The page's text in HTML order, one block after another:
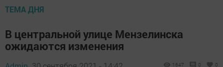
ТЕМА ДНЯ
В центральной улице Мензелинска
ожидаются изменения
1647 0 0